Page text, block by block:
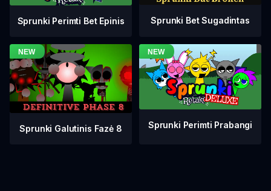
Sprunki Perimti Bet Epinis Sprunki Bet Sugadintas
Sprunki Galutinis Fazė 8 Sprunki Perimti Prabangi